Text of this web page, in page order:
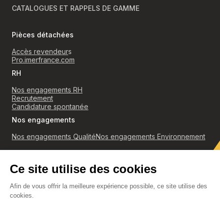
CATALOGUES ET RAPPELS DE GAMME
Pièces détachées
Accès revendeurs
Pro.imerfrance.com
RH
Nos engagements RH
Recrutement
Candidature spontanée
Nos engagements
Nos engagements QualitéNos engagements Environnement
Politique de confidentialité et cookies
Mentions légales